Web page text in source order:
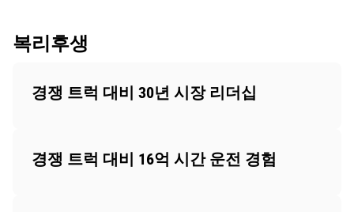
복리후생
경쟁 트럭 대비 30년 시장 리더십
경쟁 트럭 대비 16억 시간 운전 경험